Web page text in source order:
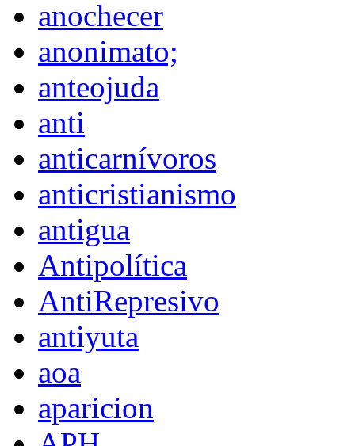
anochecer
anonimato;
anteojuda
anti
anticarnívoros
anticristianismo
antigua
Antipolítica
AntiRepresivo
antiyuta
aoa
aparicion